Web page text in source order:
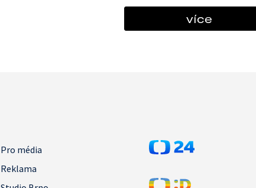
více
Pro média
Reklama